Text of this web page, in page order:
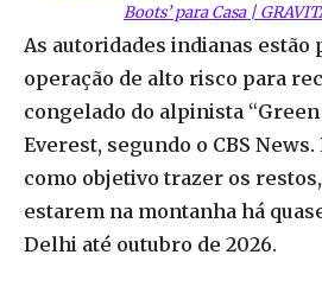
Boots’ para Casa |
As autoridades indianas estão
operação de alto risco para
congelado do alpinista
Everest, segundo o CBS
como objetivo trazer os
estarem na montanha há
Delhi até outubro de 2026.